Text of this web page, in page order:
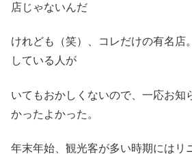
店じゃないんだ
けれども（笑）、コレだけの有名店
している人が
いてもおかしくないので、一応お知
かったよかった。
年末年始、観光客が多い時期にはリ